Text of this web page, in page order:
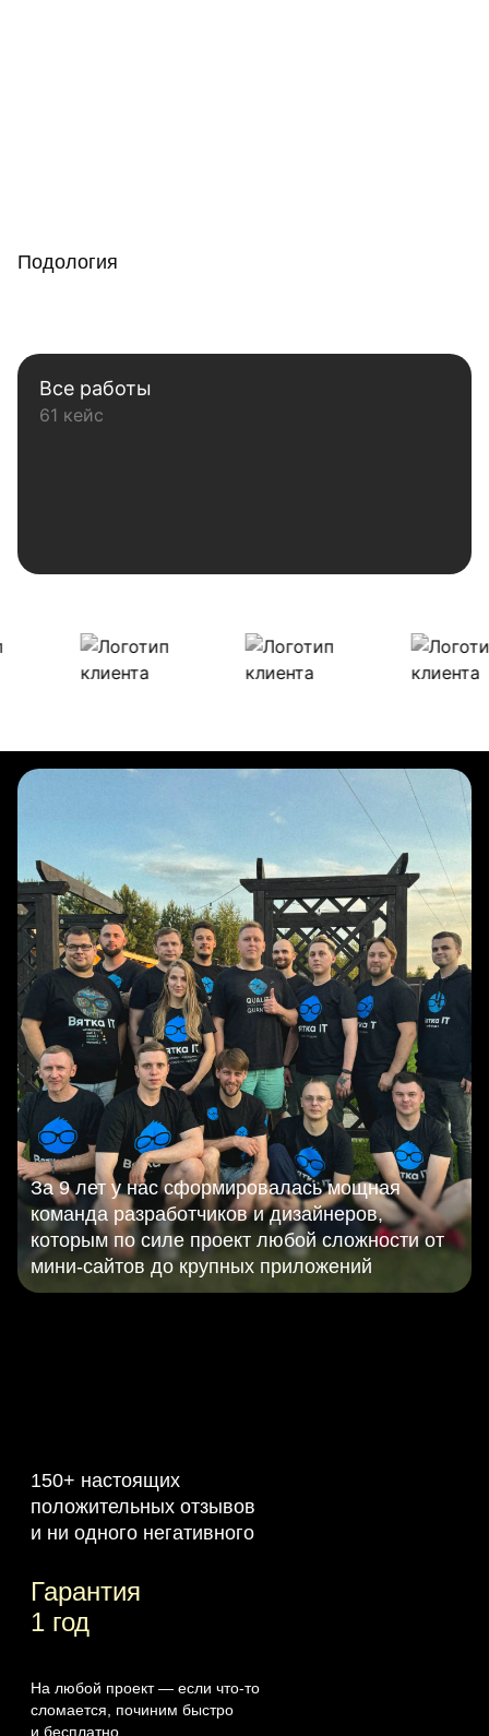
Подология
Все работы
61 кейс
Наши клиенты
Булиты компании
За 9 лет у нас сформировалась мощная
команда разработчиков и дизайнеров,
которым по силе проект любой сложности от
мини-сайтов до крупных приложений
150+ настоящих
положительных отзывов
и ни одного негативного
Гарантия
1 год
На любой проект — если что‑то
сломается, починим быстро
и бесплатно